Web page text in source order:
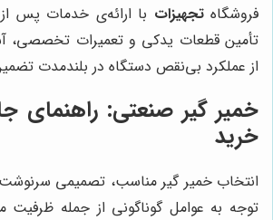
فروشگاهتجهیزات با ارائه‌ی خدمات پس
تأمین قطعات یدکی و تعمیرات تخصصی،
از عملکرد بی‌نقص دستگاه در بلندمدت
خمیر گیر صنعتی: راهنمای
خرید
انتخاب خمیر گیر مناسب، تصمیمی
توجه به عوامل گوناگونی از جمله ظرفیت